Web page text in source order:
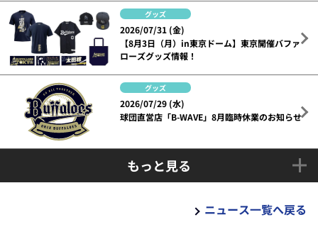
グッズ
2026/07/31 (金)
【8月3日（月）in東京ドーム】東京開催バファ
ローズグッズ情報！
グッズ
2026/07/29 (水)
球団直営店「B-WAVE」8月臨時休業のお知らせ
もっと見る
ニュース一覧へ戻る